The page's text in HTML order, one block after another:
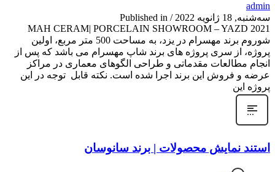
admin
سه‌شنبه, 18 ژانویه 2022
/
Published in
MAH CERAM| PORCELAIN SHOWROOM – YAZD 2021
شوروم برند مهسرام در یزد، به مساحت 500 متر مربع، اولین
پروژه، از سری پروژه های برند شاپ مهسرام می باشد که پس از
انجام مطالعات مقدماتی و طراحی الگوهای معماری در مراکز
عرضه و فروش این برند اجرا شده است. نکته قابل توجه در این
پروژه این
استند نمایش محصولات | برند سانوسان